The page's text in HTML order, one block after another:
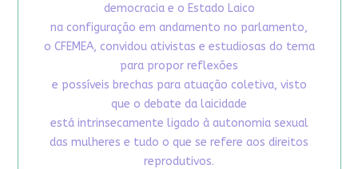
democracia e o Estado Laico
na configuração em andamento no parlamento,
o CFEMEA, convidou ativistas e estudiosas do tema
para propor reflexões
e possíveis brechas para atuação coletiva, visto
que o debate da laicidade
está intrinsecamente ligado à autonomia sexual
das mulheres e tudo o que se refere aos direitos
reprodutivos.